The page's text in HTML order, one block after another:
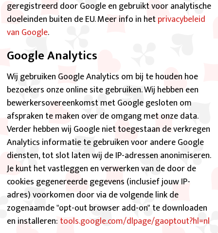
CloudGames
4J
Inlogic
Big Fish Games
PlayToMax
PlayZool/PlayTouch
GameHouse and Real Networks
WellGames/Absolutist
GameDistribution
geregistreerd door Google en gebruikt voor analytische
doeleinden buiten de EU. Meer info in hetprivacybeleid
van Google.
Google Analytics
Wij gebruiken Google Analytics om bij te houden hoe
bezoekers onze online site gebruiken. Wij hebben een
bewerkersovereenkomst met Google gesloten om
afspraken te maken over de omgang met onze data.
Verder hebben wij Google niet toegestaan de verkregen
Analytics informatie te gebruiken voor andere Google
diensten, tot slot laten wij de IP-adressen anonimiseren.
Je kunt het vastleggen en verwerken van de door de
cookies gegenereerde gegevens (inclusief jouw IP-
adres) voorkomen door via de volgende link de
zogenaamde "opt-out browser add-on" te downloaden
en installeren: tools.google.com/dlpage/gaoptout?hl=nl